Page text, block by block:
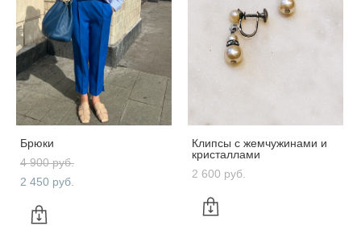
Брюки
4 900 pуб.
2 450 pуб.
Клипсы с жемчужинами и
кристаллами
2 600 pуб.